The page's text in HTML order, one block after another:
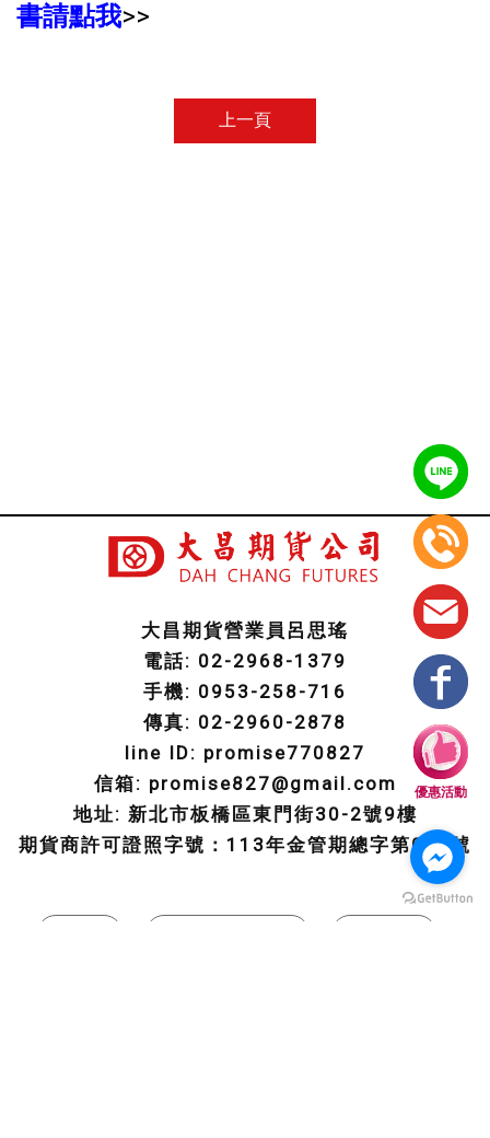
書請點我>>
上一頁
大昌期貨營業員呂思瑤
電話: 02-2968-1379
手機: 0953-258-716
傳真: 02-2960-2878
line ID: promise770827
信箱: promise827@gmail.com
地址: 新北市板橋區東門街30-2號9樓
期貨商許可證照字號：113年金管期總字第003號
優惠活動